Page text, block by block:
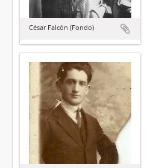
César Falcón (Fondo)